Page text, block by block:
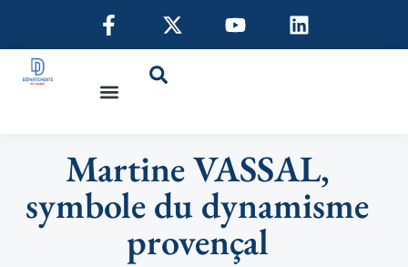
Martine VASSAL,
symbole du dynamisme
provençal